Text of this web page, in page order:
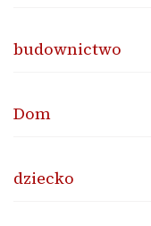
budownictwo
Dom
dziecko